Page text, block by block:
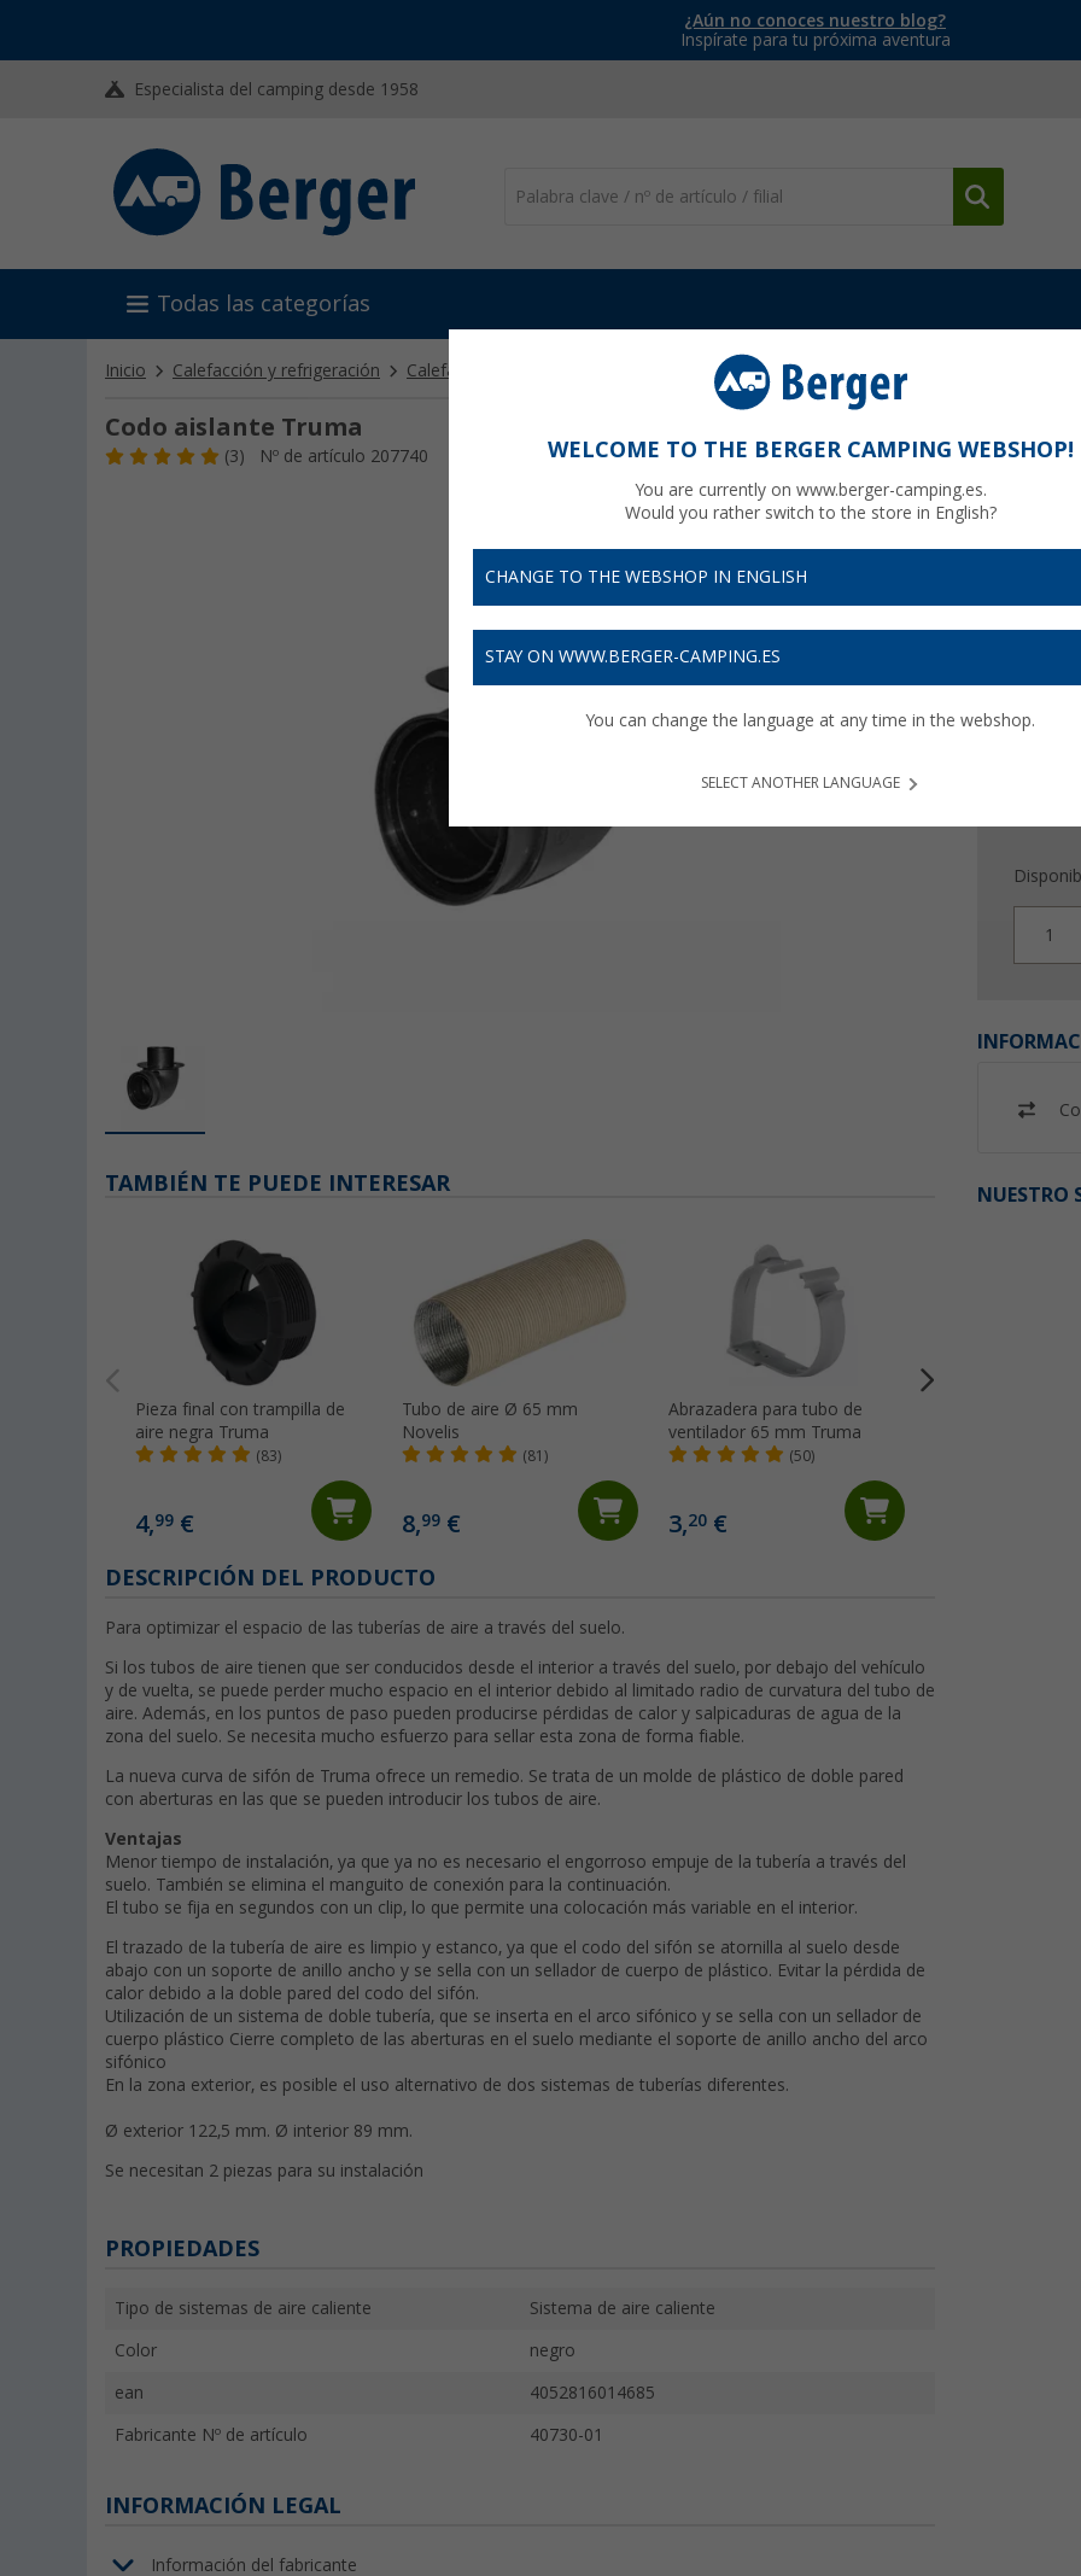
¿Aún no conoces nuestro blog?
Inspírate para tu próxima aventura
Especialista del camping desde 1958
Todas las categorías
Inicio Calefacción y refrigeración Calefacción estacionaria Accesorios para calefacciones estacionarias
Codo aislante Truma
(3) Nº de artículo 207740
12,
Precios
Recibe
1
NUESTRO
TAMBIÉN TE PUEDE INTERESAR
Pieza final con trampilla de
aire negra Truma
(83)
4,99 €
Tubo de aire Ø 65 mm
Novelis
(81)
8,99 €
Abrazadera para tubo de
ventilador 65 mm Truma
(50)
3,20 €
DESCRIPCIÓN DEL PRODUCTO
Para optimizar el espacio de las tuberías de aire a través del suelo.
Si los tubos de aire tienen que ser conducidos desde el interior a través del suelo, por debajo del vehículo
y de vuelta, se puede perder mucho espacio en el interior debido al limitado radio de curvatura del tubo de
aire. Además, en los puntos de paso pueden producirse pérdidas de calor y salpicaduras de agua de la
zona del suelo. Se necesita mucho esfuerzo para sellar esta zona de forma fiable.
La nueva curva de sifón de Truma ofrece un remedio. Se trata de un molde de plástico de doble pared
con aberturas en las que se pueden introducir los tubos de aire.
Ventajas
Menor tiempo de instalación, ya que ya no es necesario el engorroso empuje de la tubería a través del
suelo. También se elimina el manguito de conexión para la continuación.
El tubo se fija en segundos con un clip, lo que permite una colocación más variable en el interior.
El trazado de la tubería de aire es limpio y estanco, ya que el codo del sifón se atornilla al suelo desde
abajo con un soporte de anillo ancho y se sella con un sellador de cuerpo de plástico. Evitar la pérdida de
calor debido a la doble pared del codo del sifón.
Utilización de un sistema de doble tubería, que se inserta en el arco sifónico y se sella con un sellador de
cuerpo plástico Cierre completo de las aberturas en el suelo mediante el soporte de anillo ancho del arco
sifónico
En la zona exterior, es posible el uso alternativo de dos sistemas de tuberías diferentes.
Ø exterior 122,5 mm. Ø interior 89 mm.
Se necesitan 2 piezas para su instalación
PROPIEDADES
Tipo de sistemas de aire caliente Sistema de aire caliente
Color negro
ean 4052816014685
Fabricante Nº de artículo 40730-01
INFORMACIÓN LEGAL
Información del fabricante
WELCOME TO THE BERGER CAMPING WEBSHOP!
You are currently on www.berger-camping.es.
Would you rather switch to the store in English?
CHANGE TO THE WEBSHOP IN ENGLISH
STAY ON WWW.BERGER-CAMPING.ES
You can change the language at any time in the webshop.
SELECT ANOTHER LANGUAGE